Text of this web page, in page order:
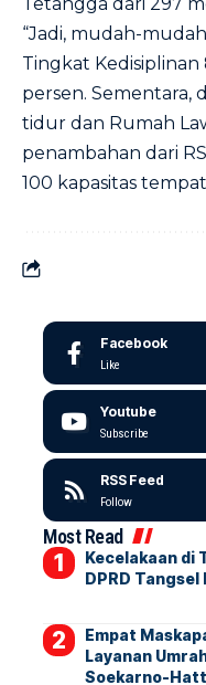
“Jadi, mudah-
Tingkat
persen. Sementara,
tidur dan Rumah
penambahan dari
100 kapasitas
Facebook
Like
Youtube
Subscribe
RSS Feed
Follow
Most Read
Kecelakaan di
DPRD
Empat
Layanan
Soekarno-